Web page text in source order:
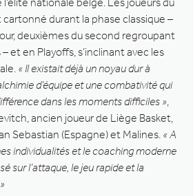
durant la phase classique –
deuxièmes du second regroupant
et en Playoffs, s’inclinant avec les
« Il existait déjà un noyau dur à
d’équipe et une combativité qui
dans les moments difficiles »
ancien joueur de Liège Basket,
Sebastian (Espagne) et Malines. « A
individualités et le coaching moderne
sur l’attaque, le jeu rapide et la